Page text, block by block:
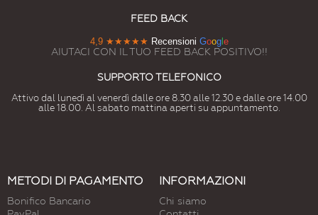
FEED BACK
4,9 ★★★★★ Recensioni Googl e
AIUTACI CON IL TUO FEED BACK POSITIVO!!
SUPPORTO TELEFONICO
Attivo dal lunedì al venerdì dalle ore 8.30 alle 12.30 e dalle ore 14.00
alle 18.00. Al sabato mattina aperti su appuntamento.
METODI DI PAGAMENTO
Bonifico Bancario
INFORMAZIONI
Chi siamo